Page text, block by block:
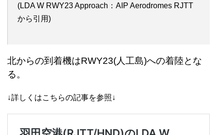
(LDA W RWY23 Approach：AIP Aerodromes RJTT
から引用)
北からの到着機はRWY23(人工島)への着陸とな
る。
↓詳しくはこちらの記事を参照↓